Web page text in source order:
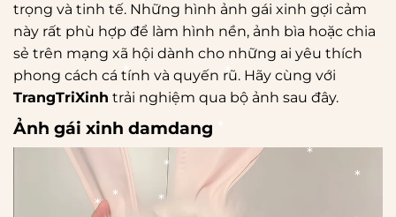
trọng và tinh tế. Những hình ảnh gái xinh gợi cảm
này rất phù hợp để làm hình nền, ảnh bìa hoặc chia
sẻ trên mạng xã hội dành cho những ai yêu thích
phong cách cá tính và quyến rũ. Hãy cùng với
TrangTriXinh trải nghiệm qua bộ ảnh sau đây.
Ảnh gái xinh damdang
*
*
*
*
*
*
*